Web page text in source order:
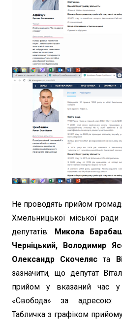
Не проводять прийом
Хмельницької міської
депутатів:
Микола
Черніцький, Володимир
Олександр Скочеляс та
зазначити, що депутат
прийом у вказаний час у
«Свобода» за адресою:
Табличка з графіком